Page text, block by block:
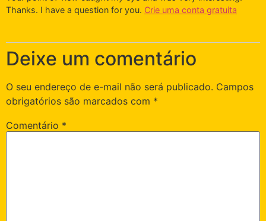
Thanks. I have a question for you. Crie uma conta gratuita
Deixe um comentário
O seu endereço de e-mail não será publicado. Campos
obrigatórios são marcados com *
Comentário *